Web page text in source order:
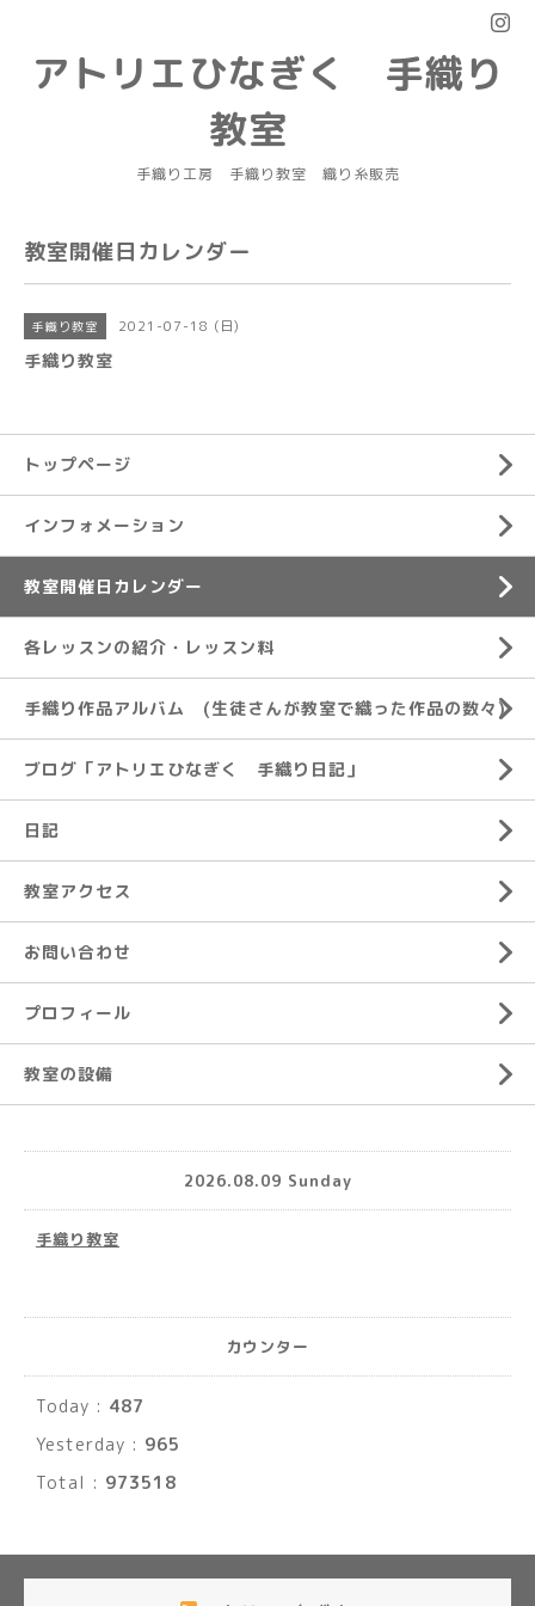
アトリエひなぎく 手織り
教室
手織り工房 手織り教室 織り糸販売
教室開催日カレンダー
手織り教室 2021-07-18 (日)
手織り教室
トップページ
インフォメーション
教室開催日カレンダー
各レッスンの紹介・レッスン料
手織り作品アルバム (生徒さんが教室で織った作品の数々)
ブログ「アトリエひなぎく 手織り日記」
日記
教室アクセス
お問い合わせ
プロフィール
教室の設備
2026.08.09 Sunday
手織り教室
カウンター
Today : 487
Yesterday : 965
Total : 973518